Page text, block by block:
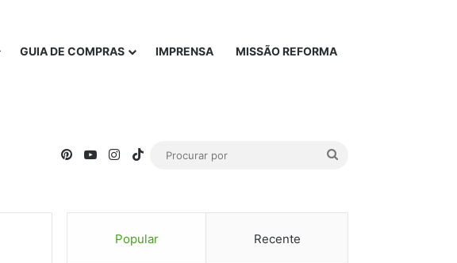
GUIA DE COMPRAS IMPRENSA MISSÃO REFORMA
PinterestYouTubeInstagram
TikTok
Popular Recente